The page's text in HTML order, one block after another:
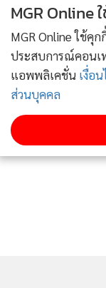
MGR Online
MGR Online ใช้คุ
ประสบการณ์คอน
แอพพลิเคชั่น เงื่อ
ส่วนบุคคล